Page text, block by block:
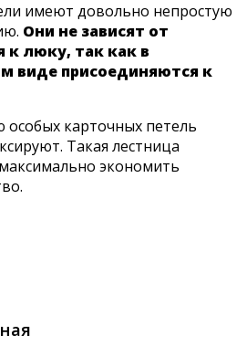
имеют довольно непростую
Они не зависят от
к люку, так как в
виде присоединяются к
карточных петель
Такая лестница
экономить